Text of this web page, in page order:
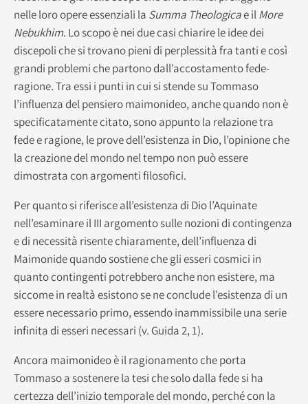
nelle loro opere essenziali la Summa Theologicae ilMore
Nebukhim. Lo scopo è nei due casi chiarire le idee dei
discepoli che si trovano pieni di perplessità fra tanti e così
grandi problemi che partono dall’accostamento fede-
ragione. Tra essi i punti in cui si stende su Tommaso
l’influenza del pensiero maimonideo, anche quando non è
specificatamente citato, sono appunto la relazione tra
fede e ragione, le prove dell’esistenza in Dio, l’opinione che
la creazione del mondo nel tempo non può essere
dimostrata con argomenti filosofici.
Per quanto si riferisce all’esistenza di Dio l’Aquinate
nell’esaminare il III argomento sulle nozioni di contingenza
e di necessità risente chiaramente, dell’influenza di
Maimonide quando sostiene che gli esseri cosmici in
quanto contingenti potrebbero anche non esistere, ma
siccome in realtà esistono se ne conclude l’esistenza di un
essere necessario primo, essendo inammissibile una serie
infinita di esseri necessari (v. Guida 2, 1).
Ancora maimonideo è il ragionamento che porta
Tommaso a sostenere la tesi che solo dalla fede si ha
certezza dell’inizio temporale del mondo, perché con la